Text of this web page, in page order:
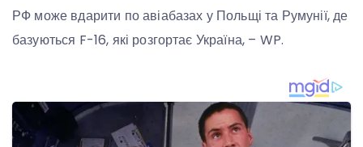
РФ може вдарити по авіабазах у Польщі та Румунії, де
базуються F-16, які розгортає Україна, – WP.